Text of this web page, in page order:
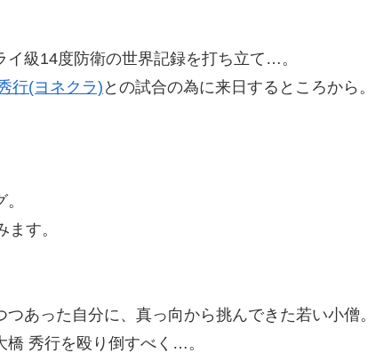
級14度防衛の世界記録を打ち立て…。
行(ヨネクラ) との試合の為に来日するところから。
す。
あった自分に、真っ向から挑んできた若い小僧。
橋 秀行を殴り倒すべく…。